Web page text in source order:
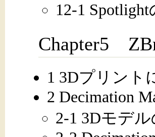
12-1
Chapter5
1 3Dプリント
2 Decimation
2-1 3Dモデ